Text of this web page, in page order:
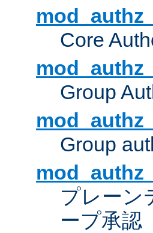
Core
Group
Group
プレーン
ープ承認